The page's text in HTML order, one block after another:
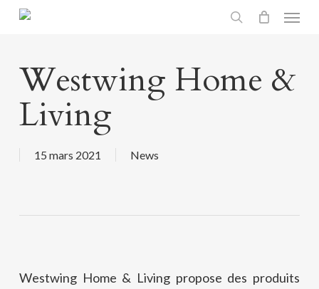
Skip
content
Menu
Westwing Home &
Living
15 mars 2021 News
Westwing Home & Living propose des produits